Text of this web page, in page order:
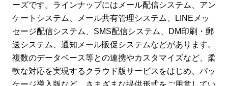
ーズです。ラインナップにはメール配信システム、アン
ケートシステム、メール共有管理システム、LINEメッ
セージ配信システム、SMS配信システム、DM印刷・郵
送システム、通知メール販促システムなどがあります。
複数のデータベース等との連携やカスタマイズなど、柔
軟な対応を実現するクラウド版サービスをはじめ、パッ